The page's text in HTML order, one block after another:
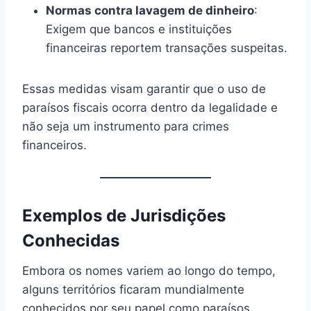
Normas contra lavagem de dinheiro:
Exigem que bancos e instituições
financeiras reportem transações suspeitas.
Essas medidas visam garantir que o uso de
paraísos fiscais ocorra dentro da legalidade e
não seja um instrumento para crimes
financeiros.
Exemplos de Jurisdições
Conhecidas
Embora os nomes variem ao longo do tempo,
alguns territórios ficaram mundialmente
conhecidos por seu papel como paraísos